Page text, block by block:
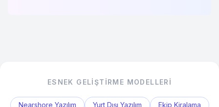
ESNEK GELIŞTIRME MODELLERI
Nearshore Yazılım Yurt Dışı Yazılım
Ekip Kiralama